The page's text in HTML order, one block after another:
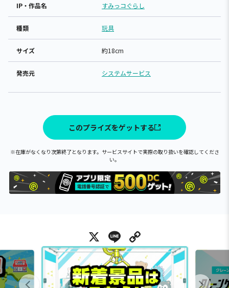
IP・作品名 すみっコぐらし
種類 玩具
サイズ 約18cm
発売元 システムサービス
このプライズをゲットする
※在庫がなくなり次第終了となります。サービスサイトで実際の取り扱いを確認してくださ
い。
X Line